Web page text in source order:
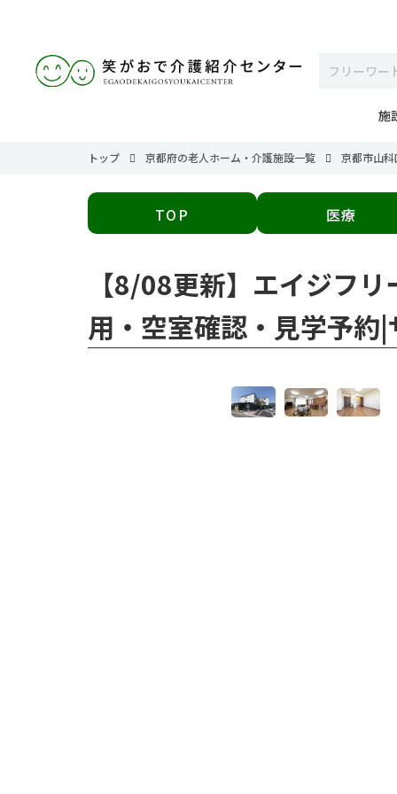
施
トップ 京都府の老人ホーム・介護施設一覧 京都市山
TOP 医療
【8/08更新】エイジフ
用・空室確認・見学予約